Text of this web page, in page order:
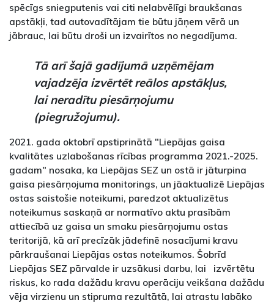
spēcīgs sniegputenis vai citi nelabvēlīgi braukšanas
apstākļi, tad autovadītājam tie būtu jāņem vērā un
jābrauc, lai būtu droši un izvairītos no negadījuma.
Tā arī šajā gadījumā uzņēmējam
vajadzēja izvērtēt reālos apstākļus,
lai neradītu piesārņojumu
(piegružojumu).
2021. gada oktobrī apstiprinātā "Liepājas gaisa
kvalitātes uzlabošanas rīcības programma 2021.-2025.
gadam" nosaka, ka Liepājas SEZ un ostā ir jāturpina
gaisa piesārņojuma monitorings, un jāaktualizē Liepājas
ostas saistošie noteikumi, paredzot aktualizētus
noteikumus saskaņā ar normatīvo aktu prasībām
attiecībā uz gaisa un smaku piesārņojumu ostas
teritorijā, kā arī precīzāk jādefinē nosacījumi kravu
pārkraušanai Liepājas ostas noteikumos. Šobrīd
Liepājas SEZ pārvalde ir uzsākusi darbu, lai izvērtētu
riskus, ko rada dažādu kravu operāciju veikšana dažādu
vēja virzienu un stipruma rezultātā, lai atrastu labāko